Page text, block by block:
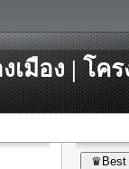
มือง | โคร
♛Best